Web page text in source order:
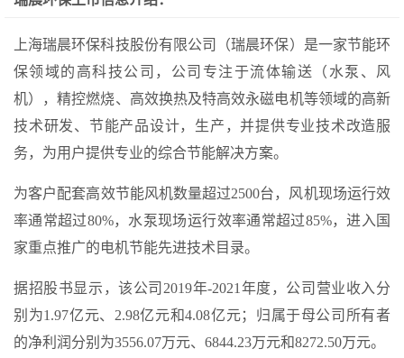
上海瑞晨环保科技股份有限公司（瑞晨环保）是一家节能环
保领域的高科技公司，公司专注于流体输送（水泵、风
机），精控燃烧、高效换热及特高效永磁电机等领域的高新
技术研发、节能产品设计，生产，并提供专业技术改造服
务，为用户提供专业的综合节能解决方案。
为客户配套高效节能风机数量超过2500台，风机现场运行效
率通常超过80%，水泵现场运行效率通常超过85%，进入国
家重点推广的电机节能先进技术目录。
据招股书显示，该公司2019年-2021年度，公司营业收入分
别为1.97亿元、2.98亿元和4.08亿元；归属于母公司所有者
的净利润分别为3556.07万元、6844.23万元和8272.50万元。